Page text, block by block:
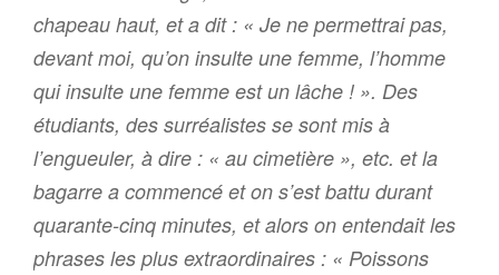
chapeau haut, et a dit : « Je ne permettrai pas,
devant moi, qu’on insulte une femme, l’homme
qui insulte une femme est un lâche ! ». Des
étudiants, des surréalistes se sont mis à
l’engueuler, à dire : « au cimetière », etc. et la
bagarre a commencé et on s’est battu durant
quarante-cinq minutes, et alors on entendait les
phrases les plus extraordinaires : « Poissons